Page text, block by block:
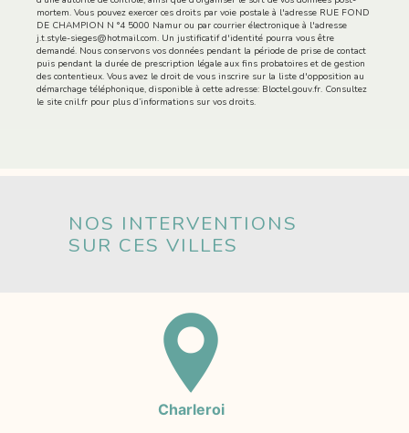
mortem. Vous pouvez exercer ces droits par voie postale à l'adresse RUE FOND
DE CHAMPION N °4 5000 Namur ou par courrier électronique à l'adresse
j.t.style-sieges@hotmail.com. Un justificatif d'identité pourra vous être
demandé. Nous conservons vos données pendant la période de prise de contact
puis pendant la durée de prescription légale aux fins probatoires et de gestion
des contentieux. Vous avez le droit de vous inscrire sur la liste d'opposition au
démarchage téléphonique, disponible à cette adresse: Bloctel.gouv.fr. Consultez
le site cnil.fr pour plus d’informations sur vos droits.
NOS INTERVENTIONS
SUR CES VILLES
Charleroi